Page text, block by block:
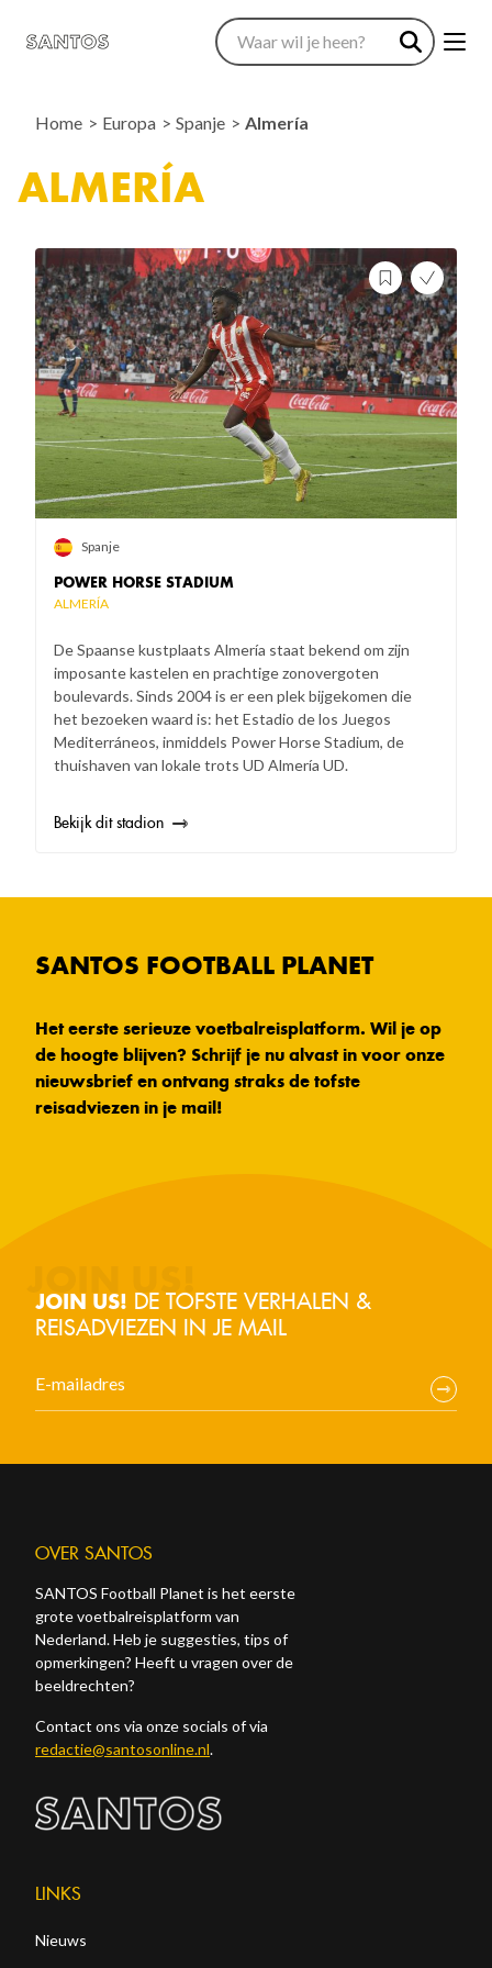
Home Europa Spanje Almería
ALMERÍA
POWER HORSE STADIUM
ALMERÍA
De Spaanse kustplaats Almería staat bekend om zijn
imposante kastelen en prachtige zonovergoten
boulevards. Sinds 2004 is er een plek bijgekomen die
het bezoeken waard is: het Estadio de los Juegos
Mediterráneos, inmiddels Power Horse Stadium, de
thuishaven van lokale trots UD Almería UD.
Spanje
Bekijk dit stadion
SANTOS FOOTBALL PLANET
Het eerste serieuze voetbalreisplatform. Wil je op
de hoogte blijven? Schrijf je nu alvast in voor onze
nieuwsbrief en ontvang straks de tofste
reisadviezen in je mail!
JOIN US! DE TOFSTE VERHALEN &
REISADVIEZEN IN JE MAIL
OVER SANTOS
SANTOS Football Planet is het eerste
grote voetbalreisplatform van
Nederland. Heb je suggesties, tips of
opmerkingen? Heeft u vragen over de
beeldrechten?
Contact ons via onze socials of via
redactie@santosonline.nl.
LINKS
Nieuws